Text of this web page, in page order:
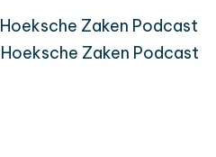
Hoeksche Zaken Podcast
Hoeksche Zaken Podcast